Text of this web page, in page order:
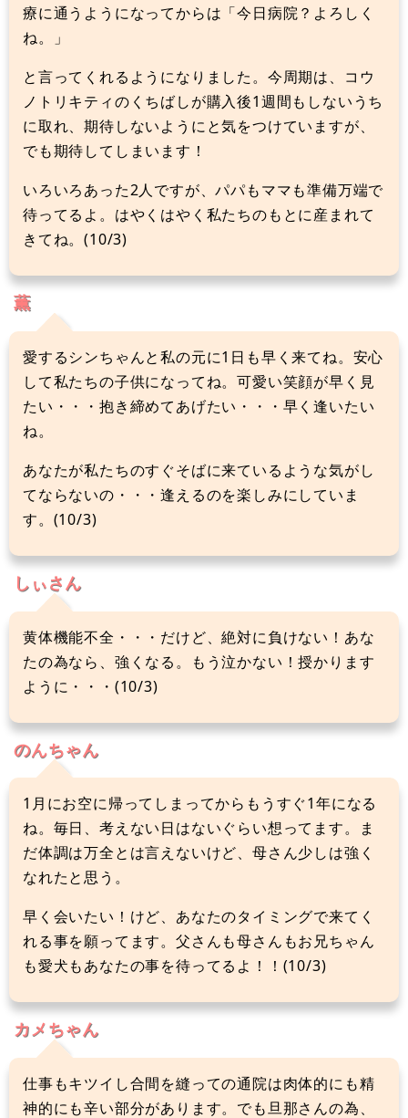
療に通うようになってからは「今日病院？よろしく
ね。」
と言ってくれるようになりました。今周期は、コウ
ノトリキティのくちばしが購入後1週間もしないうち
に取れ、期待しないようにと気をつけていますが、
でも期待してしまいます！
いろいろあった2人ですが、パパもママも準備万端で
待ってるよ。はやくはやく私たちのもとに産まれて
きてね。(10/3)
薫
愛するシンちゃんと私の元に1日も早く来てね。安心
して私たちの子供になってね。可愛い笑顔が早く見
たい・・・抱き締めてあげたい・・・早く逢いたい
ね。
あなたが私たちのすぐそばに来ているような気がし
てならないの・・・逢えるのを楽しみにしていま
す。(10/3)
しぃさん
黄体機能不全・・・だけど、絶対に負けない！あな
たの為なら、強くなる。もう泣かない！授かります
ように・・・(10/3)
のんちゃん
1月にお空に帰ってしまってからもうすぐ1年になる
ね。毎日、考えない日はないぐらい想ってます。ま
だ体調は万全とは言えないけど、母さん少しは強く
なれたと思う。
早く会いたい！けど、あなたのタイミングで来てく
れる事を願ってます。父さんも母さんもお兄ちゃん
も愛犬もあなたの事を待ってるよ！！(10/3)
カメちゃん
仕事もキツイし合間を縫っての通院は肉体的にも精
神的にも辛い部分があります。でも旦那さんの為、